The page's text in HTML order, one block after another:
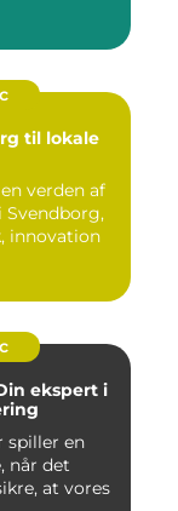
til lokale
verden af
Svendborg,
innovation
ekspert i
spiller en
når det
at vores